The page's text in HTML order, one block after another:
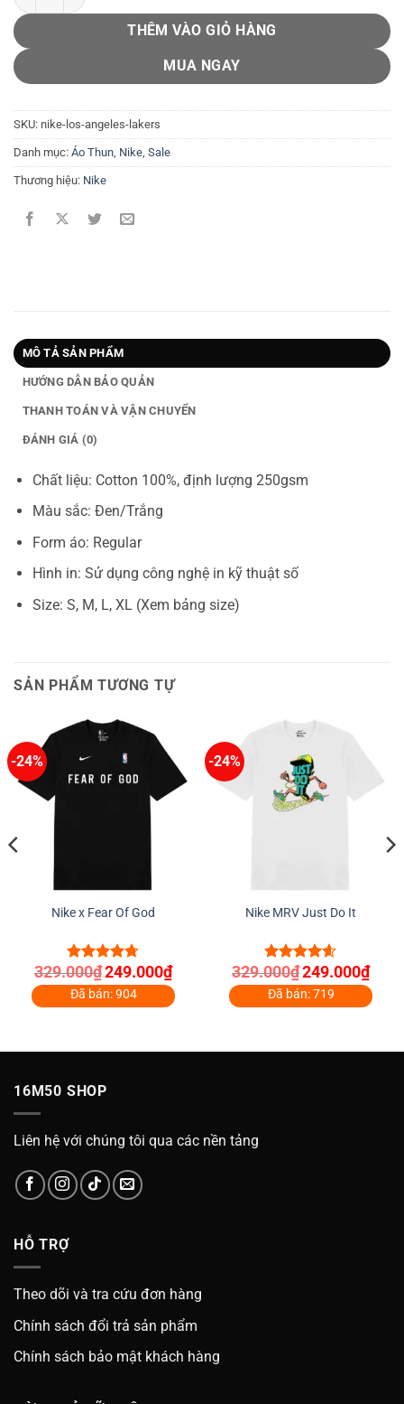
THÊM VÀO GIỎ HÀNG
MUA NGAY
SKU: nike-los-angeles-lakers
Danh mục: Áo Thun Nike Sale
Thương hiệu: Nike
MÔ TẢ SẢN PHẨM
HƯỚNG DẪN BẢO QUẢN
THANH TOÁN VÀ VẬN CHUYỂN
ĐÁNH GIÁ (0)
Chất liệu: Cotton 100%, định lượng 250gsm
Màu sắc: Đen/Trắng
Form áo: Regular
Hình in: Sử dụng công nghệ in kỹ thuật số
Size: S, M, L, XL (Xem bảng size)
SẢN PHẨM TƯƠNG TỰ
-24%
Nike x Fear Of God
4.67out
of 5
329.000₫Giá
gốc
là:
329.000₫.
249.000₫Giá
hiện
tại
là:
Đã bán: 904
-24%
Nike MRV Just Do It
4.56out
of 5
329.000₫Giá
gốc
là:
329.000₫.
249.000₫Giá
hiện
tại
là:
Đã bán: 719
16M50 SHOP
Liên hệ với chúng tôi qua các nền tảng
HỖ TRỢ
Theo dõi và tra cứu đơn hàng
Chính sách đổi trả sản phẩm
Chính sách bảo mật khách hàng